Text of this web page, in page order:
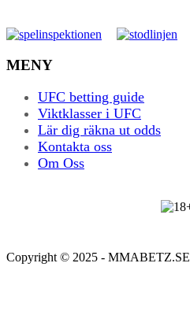
MENY
UFC betting guide
Viktklasser i UFC
Lär dig räkna ut odds
Kontakta oss
Om Oss
Copyright © 2025 - MMABETZ.SE